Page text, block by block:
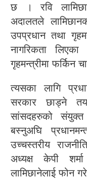
छ । रवि
अदालतले
उपप्रधान तथा
नागरिकता
गृहमन्त्रीमा फर्किन
त्यसका लागि
सरकार छाड्ने
सांसदहरुको
बस्नुअघि
उच्चस्तरीय
अध्यक्ष केपी
लामिछानेलाई फोन